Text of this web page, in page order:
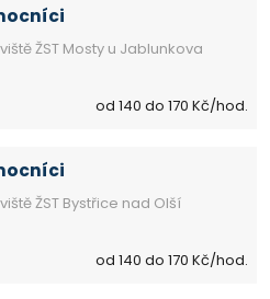
ŽST Mosty u Jablunkova
od 140 do 170 Kč/hod.
ŽST Bystřice nad Olší
od 140 do 170 Kč/hod.